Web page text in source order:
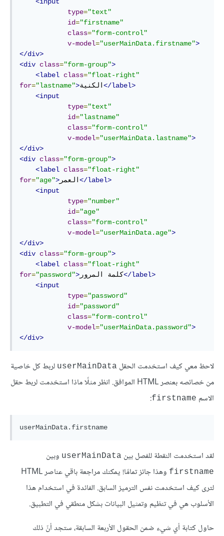
<input
type="text"
id="firstname"
class="form-control"
v-model="userMainData.firstname">
</div>
<div class="form-group">
<label class="float-right"
for="lastname">الكنية</label>
<input
type="text"
id="lastname"
class="form-control"
v-model="userMainData.lastname">
</div>
<div class="form-group">
<label class="float-right"
for="age"> العمر</label>
<input
type="number"
id="age"
class="form-control"
v-model="userMainData.age">
</div>
<div class="form-group">
<label class="float-right"
for="password"> كلمة المرور</label>
<input
type="password"
id="password"
class="form-control"
v-model="userMainData.password">
</div>
لاحظ معي كيف استخدمت الحقل userMainData لربط كل خاصية
من خصائصه بعنصر HTML الموافق. انظر مثلًا ماذا استخدمت لربط حقل
الاسم firstname
:
لقد استخدمت النقطة للفصل بين userMainData وبين
firstname
وهذا جائز تمامًا! يمكنك مراجعة باقي عناصر HTML
لترى كيف استخدمت نفس الترميز السابق. الفائدة في استخدام هذا
الأسلوب هي في تنظيم وتمثيل البيانات بشكل منطقي في التطبيق.
حاول كتابة أي شيء ضمن الحقول الأربعة السابقة، ستجد أنّ ذلك